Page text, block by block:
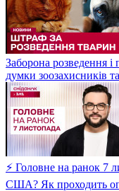
Заборона розведення
думки зоозахисників
⚡ Головне на ранок 7
США? Як проходить